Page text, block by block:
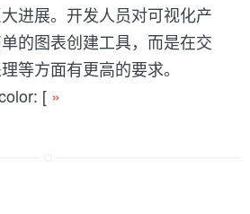
进展。开发人员对可视化产
的图表创建工具，而是在交
等方面有更高的要求。
[ »